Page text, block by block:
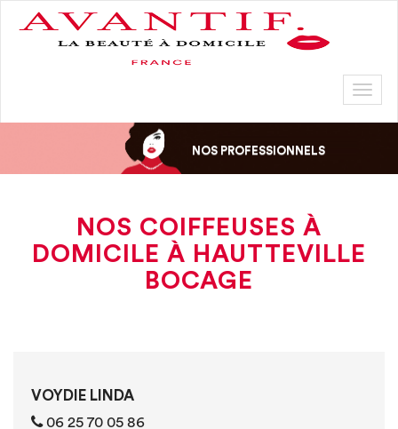
NOS PROFESSIONNELS
NOS COIFFEUSES À
DOMICILE À HAUTTEVILLE
BOCAGE
VOYDIE LINDA
06 25 70 05 86